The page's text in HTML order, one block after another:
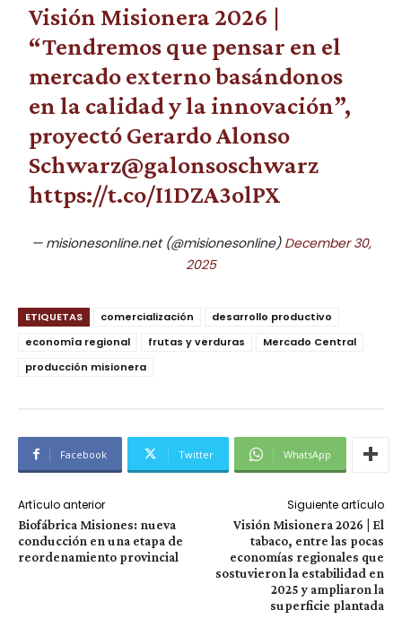
Visión Misionera 2026 |
“Tendremos que pensar en el
mercado externo basándonos
en la calidad y la innovación”,
proyectó Gerardo Alonso
Schwarz@galonsoschwarz
https://t.co/I1DZA3olPX
— misionesonline.net (@misionesonline) December 30,
2025
ETIQUETAS comercialización
desarrollo productivo
economía regional
frutas y verduras
Mercado Central
producción misionera
Facebook Twitter WhatsApp
Artículo anterior
Biofábrica Misiones: nueva
conducción en una etapa de
reordenamiento provincial
Siguiente artículo
Visión Misionera 2026 | El
tabaco, entre las pocas
economías regionales que
sostuvieron la estabilidad en
2025 y ampliaron la
superficie plantada